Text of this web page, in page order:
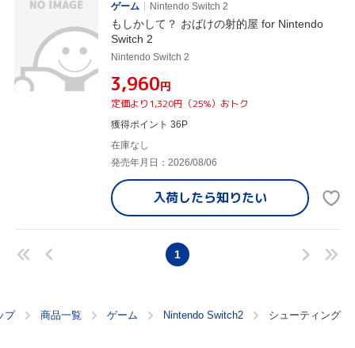
ゲーム
Nintendo Switch 2
もしかして？ おばけの射的屋 for Nintendo
Switch 2
Nintendo Switch 2
¥3,960円
定価より1,320円（25%）おトク
獲得ポイント 36P
在庫なし
発売年月日：2026/08/06
入荷したら知りたい
1
プ 商品一覧 ゲーム Nintendo Switch2 シューティング